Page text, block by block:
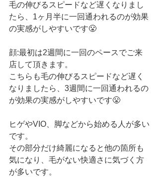
毛の伸びるスピードなど遅くなりまし
たら、1ヶ月半に一回通われるのが効果
の実感がしやすいです😤
顔:最初は2週間に一回のペースでご来
店して頂きます。
こちらも毛の伸びるスピードなど遅く
なりましたら、3週間に一回通われるの
が効果の実感がしやすいです😤
ヒゲやVIO、脚などから始める人が多い
です。
その部分だけ綺麗になると他の箇所も
気になり、毛がない快適さに気づく方
が多いです。